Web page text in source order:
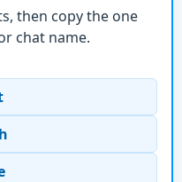
then copy the one
chat name.